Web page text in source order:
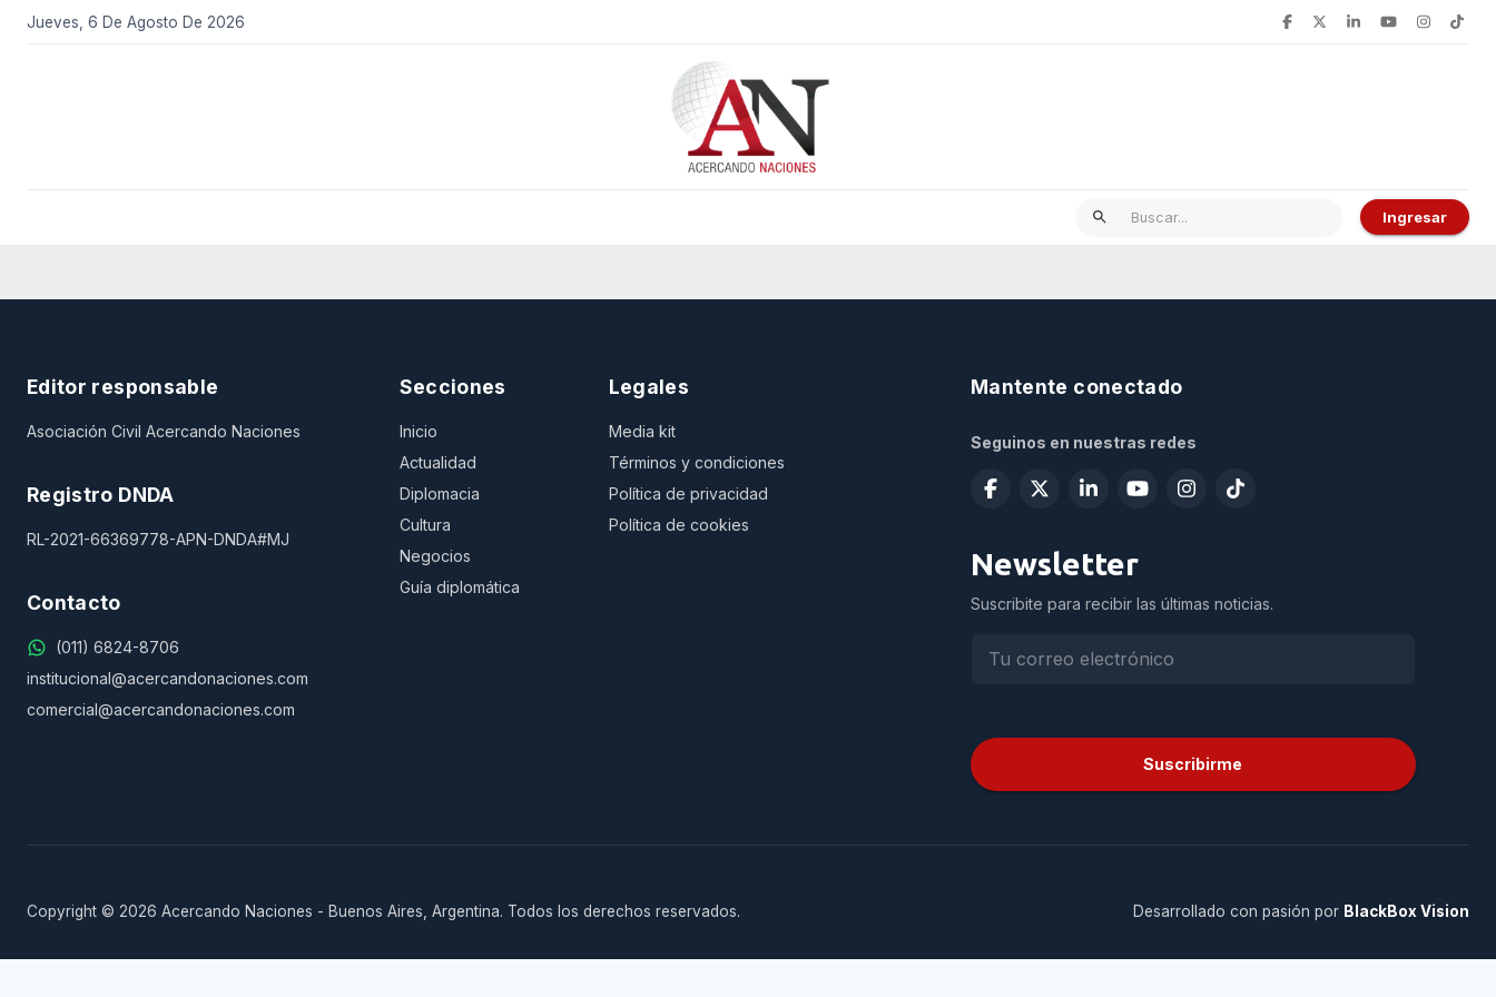
Jueves, 6 De Agosto De 2026
Ingresar
Editor responsable
Asociación Civil Acercando Naciones
Registro DNDA
RL-2021-66369778-APN-DNDA#MJ
Contacto
(011) 6824-8706
institucional@acercandonaciones.com
comercial@acercandonaciones.com
Secciones
Inicio
Actualidad
Diplomacia
Cultura
Negocios
Guía diplomática
Legales
Media kit
Términos y condiciones
Política de privacidad
Política de cookies
Mantente conectado
Seguinos en nuestras redes
Newsletter
Suscribite para recibir las últimas noticias.
Suscribirme
Copyright © 2026 Acercando Naciones - Buenos Aires, Argentina. Todos los derechos reservados. Desarrollado con pasión por BlackBox Vision